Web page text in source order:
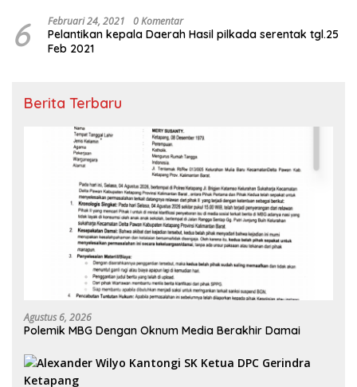
6 Februari 24, 2021 0 Komentar
Pelantikan kepala Daerah Hasil pilkada serentak tgl.25
Feb 2021
Berita Terbaru
Agustus 6, 2026
Polemik MBG Dengan Oknum Media Berakhir Damai